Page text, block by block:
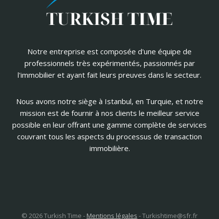
Notre entreprise est composée d'une équipe de
professionnels très expérimentés, passionnés par
l'immobilier et ayant fait leurs preuves dans le secteur.
Nous avons notre siège à Istanbul, en Turquie, et notre
mission est de fournir à nos clients le meilleur service
possible en leur offrant une gamme complète de services
couvrant tous les aspects du processus de transaction
immobilière.
© 2026 Turkish Time - Mentions légales -Turkishtime@sfr.fr